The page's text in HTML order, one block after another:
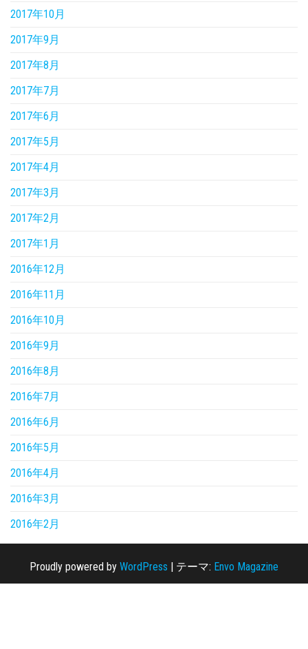
2017年10月
2017年9月
2017年8月
2017年7月
2017年6月
2017年5月
2017年4月
2017年3月
2017年2月
2017年1月
2016年12月
2016年11月
2016年10月
2016年9月
2016年8月
2016年7月
2016年6月
2016年5月
2016年4月
2016年3月
2016年2月
Proudly powered by WordPress | テーマ: Envo Magazine